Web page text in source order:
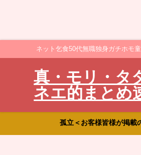
ネット乞食50代無職独身ガチホモ
真・モリ・タ
ネエ的まとめ
孤立＜お客様皆様が掲載